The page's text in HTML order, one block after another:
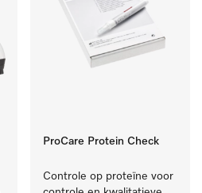
ProCare Protein Check
Controle op proteïne voor